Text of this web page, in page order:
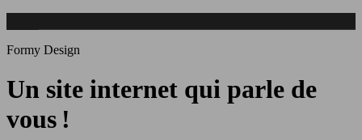
Formy Design
Un site internet qui parle de
vous !